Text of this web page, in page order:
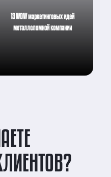
13 WOW маркетинговых идей
металлоломной компании